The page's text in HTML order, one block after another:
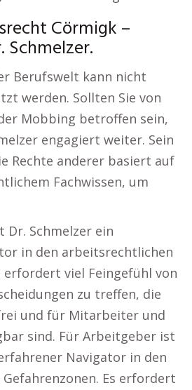
Cörmigk –
Schmelzer.
Berufswelt kann nicht
werden. Sollten Sie von
Mobbing betroffen sein,
engagiert weiter. Sein
Rechte anderer basiert auf
Fachwissen, um
Schmelzer ein
in den arbeitsrechtlichen
erfordert viel Feingefühl von
zu treffen, die
und für Mitarbeiter und
sind. Für Arbeitgeber ist
Navigator in den
Es erfordert